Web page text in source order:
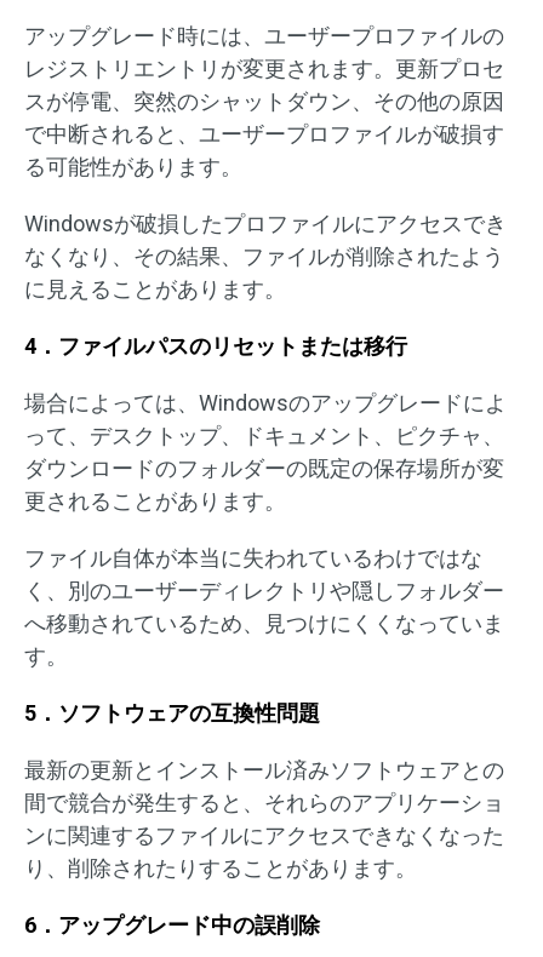
アップグレード時には、ユーザープロファイルの
レジストリエントリが変更されます。更新プロセ
スが停電、突然のシャットダウン、その他の原因
で中断されると、ユーザープロファイルが破損す
る可能性があります。
Windowsが破損したプロファイルにアクセスでき
なくなり、その結果、ファイルが削除されたよう
に見えることがあります。
4．ファイルパスのリセットまたは移行
場合によっては、Windowsのアップグレードによ
って、デスクトップ、ドキュメント、ピクチャ、
ダウンロードのフォルダーの既定の保存場所が変
更されることがあります。
ファイル自体が本当に失われているわけではな
く、別のユーザーディレクトリや隠しフォルダー
へ移動されているため、見つけにくくなっていま
す。
5．ソフトウェアの互換性問題
最新の更新とインストール済みソフトウェアとの
間で競合が発生すると、それらのアプリケーショ
ンに関連するファイルにアクセスできなくなった
り、削除されたりすることがあります。
6．アップグレード中の誤削除